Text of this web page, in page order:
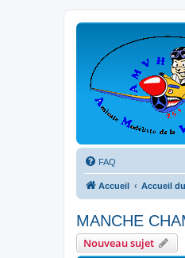
FAQ
Accueil Accueil
MANCHE
Nouveau sujet